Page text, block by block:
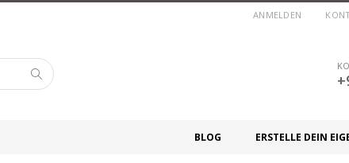
ANMELDEN
Suche
ERSTELLE DEIN
BLOG